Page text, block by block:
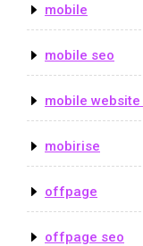
mobile
mobile seo
mobile
mobirise
offpage
offpage seo